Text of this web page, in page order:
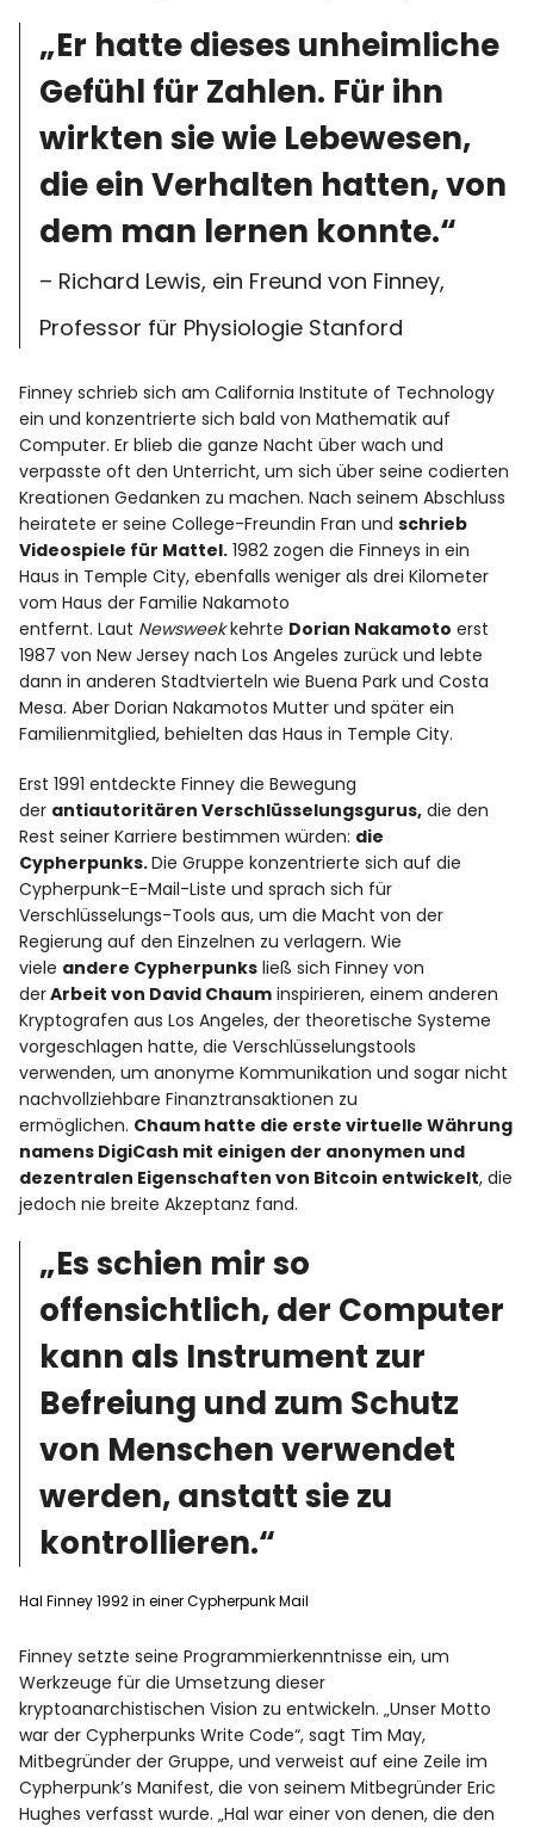
„Er hatte dieses unheimliche
Gefühl für Zahlen. Für ihn
wirkten sie wie Lebewesen,
die ein Verhalten hatten, von
dem man lernen konnte.“
– Richard Lewis, ein Freund von Finney,
Professor für Physiologie Stanford
Finney schrieb sich am California Institute of Technology
ein und konzentrierte sich bald von Mathematik auf
Computer. Er blieb die ganze Nacht über wach und
verpasste oft den Unterricht, um sich über seine codierten
Kreationen Gedanken zu machen. Nach seinem Abschluss
heiratete er seine College-Freundin Fran undschrieb
Videospiele für Mattel. 1982 zogen die Finneys in ein
Haus in Temple City, ebenfalls weniger als drei Kilometer
vom Haus der Familie Nakamoto
entfernt. Laut Newsweekkehrte Dorian Nakamoto erst
1987 von New Jersey nach Los Angeles zurück und lebte
dann in anderen Stadtvierteln wie Buena Park und Costa
Mesa. Aber Dorian Nakamotos Mutter und später ein
Familienmitglied, behielten das Haus in Temple City.
Erst 1991 entdeckte Finney die Bewegung
der antiautoritären Verschlüsselungsgurus, die den
Rest seiner Karriere bestimmen würden: die
Cypherpunks.Die Gruppe konzentrierte sich auf die
Cypherpunk-E-Mail-Liste und sprach sich für
Verschlüsselungs-Tools aus, um die Macht von der
Regierung auf den Einzelnen zu verlagern. Wie
viele andere Cypherpunks ließ sich Finney von
derArbeit von David Chaum inspirieren, einem anderen
Kryptografen aus Los Angeles, der theoretische Systeme
vorgeschlagen hatte, die Verschlüsselungstools
verwenden, um anonyme Kommunikation und sogar nicht
nachvollziehbare Finanztransaktionen zu
ermöglichen. Chaum hatte die erste virtuelle Währung
namens DigiCash mit einigen der anonymen und
dezentralen Eigenschaften von Bitcoin entwickelt, die
jedoch nie breite Akzeptanz fand.
„Es schien mir so
offensichtlich, der Computer
kann als Instrument zur
Befreiung und zum Schutz
von Menschen verwendet
werden, anstatt sie zu
kontrollieren.“
Hal Finney 1992 in einer Cypherpunk Mail
Finney setzte seine Programmierkenntnisse ein, um
Werkzeuge für die Umsetzung dieser
kryptoanarchistischen Vision zu entwickeln. „Unser Motto
war der Cypherpunks Write Code“, sagt Tim May,
Mitbegründer der Gruppe, und verweist auf eine Zeile im
Cypherpunk’s Manifest, die von seinem Mitbegründer Eric
Hughes verfasst wurde. „Hal war einer von denen, die den